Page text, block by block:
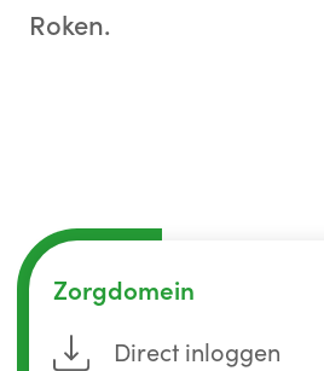
Roken.
Zorgdomein
Direct inloggen